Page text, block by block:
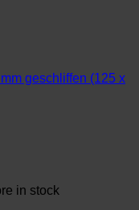
geschliffen (125 x
in stock